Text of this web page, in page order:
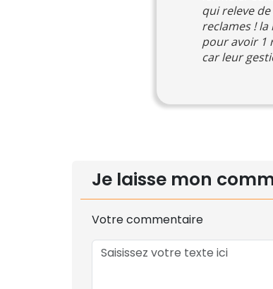
qui releve
reclames !
pour avoir 1
car leur
Je laisse mon
Votre commentaire